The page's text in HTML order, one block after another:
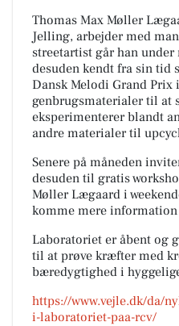
Thomas Max Møller
Jelling, arbejder med
streetartist går han
desuden kendt fra sin tid
Dansk Melodi Grand Prix
genbrugsmaterialer til at
eksperimenterer blandt
andre materialer til
Senere på måneden
desuden til gratis
Møller Lægaard i
komme mere
Laboratoriet er åbent og
til at prøve kræfter med
bæredygtighed i
https://www.vejle.dk/da/
i-laboratoriet-paa-rcv/